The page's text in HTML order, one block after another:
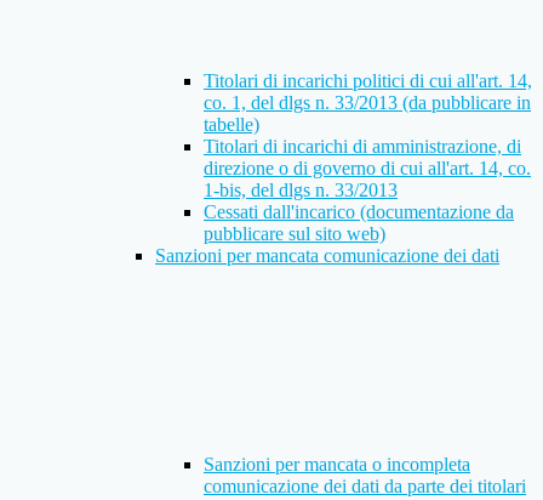
Titolari di incarichi politici di cui all'art. 14,
co. 1, del dlgs n. 33/2013 (da pubblicare in
tabelle)
Titolari di incarichi di amministrazione, di
direzione o di governo di cui all'art. 14, co.
1-bis, del dlgs n. 33/2013
Cessati dall'incarico (documentazione da
pubblicare sul sito web)
Sanzioni per mancata comunicazione dei dati
Sanzioni per mancata o incompleta
comunicazione dei dati da parte dei titolari